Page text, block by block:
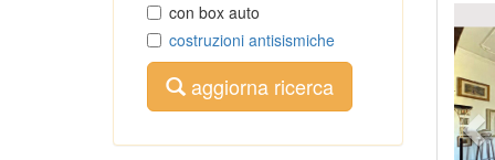
con box auto
costruzioni antisismiche
aggiorna ricerca